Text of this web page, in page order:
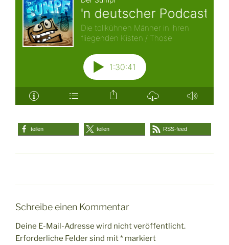
teilen teilen RSS-feed
Schreibe einen Kommentar
Deine E-Mail-Adresse wird nicht veröffentlicht.
Erforderliche Felder sind mit* markiert